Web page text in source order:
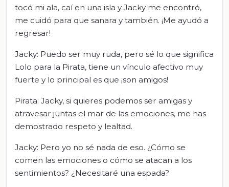
tocó mi ala, caí en una isla y Jacky me encontró,
me cuidó para que sanara y también. ¡Me ayudó a
regresar!
Jacky: Puedo ser muy ruda, pero sé lo que significa
Lolo para la Pirata, tiene un vínculo afectivo muy
fuerte y lo principal es que ¡son amigos!
Pirata: Jacky, si quieres podemos ser amigas y
atravesar juntas el mar de las emociones, me has
demostrado respeto y lealtad.
Jacky: Pero yo no sé nada de eso. ¿Cómo se
comen las emociones o cómo se atacan a los
sentimientos? ¿Necesitaré una espada?